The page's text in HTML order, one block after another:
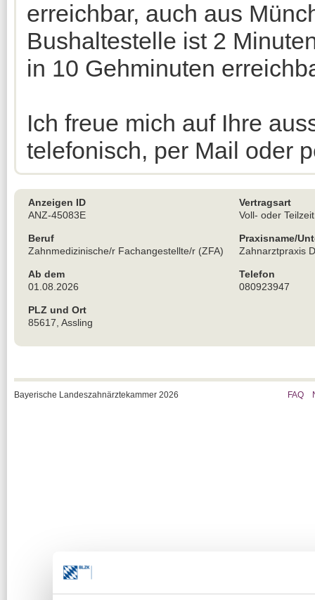
erreichbar, auch aus
Bushaltestelle ist 2
in 10 Gehminuten
Ich freue mich auf Ihre
telefonisch, per Mail oder
Anzeigen ID
ANZ-45083E
Beruf
Zahnmedizinische/r Fachangestellte/r (ZFA)
Ab dem
01.08.2026
PLZ und Ort
85617, Assling
Vertragsart
Voll- oder Teilzeit
Praxisname/
Zahnarztpraxis
Telefon
080923947
Bayerische Landeszahnärztekammer 2026 FAQ